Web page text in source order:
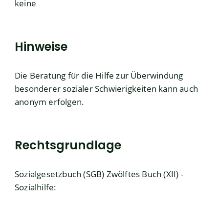
keine
Hinweise
Die Beratung für die Hilfe zur Überwindung
besonderer sozialer Schwierigkeiten kann auch
anonym erfolgen.
Rechtsgrundlage
Sozialgesetzbuch (SGB) Zwölftes Buch (XII) -
Sozialhilfe: